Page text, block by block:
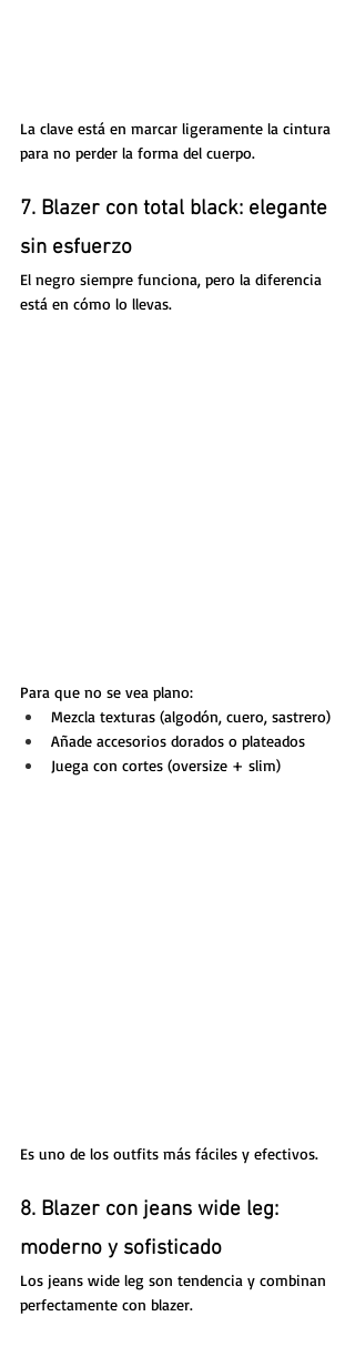
La clave está en marcar ligeramente la cintura
para no perder la forma del cuerpo.
7. Blazer con total black: elegante
sin esfuerzo
El negro siempre funciona, pero la diferencia
está en cómo lo llevas.
Para que no se vea plano:
Mezcla texturas (algodón, cuero, sastrero)
Añade accesorios dorados o plateados
Juega con cortes (oversize + slim)
Es uno de los outfits más fáciles y efectivos.
8. Blazer con jeans wide leg:
moderno y sofisticado
Los jeans wide leg son tendencia y combinan
perfectamente con blazer.